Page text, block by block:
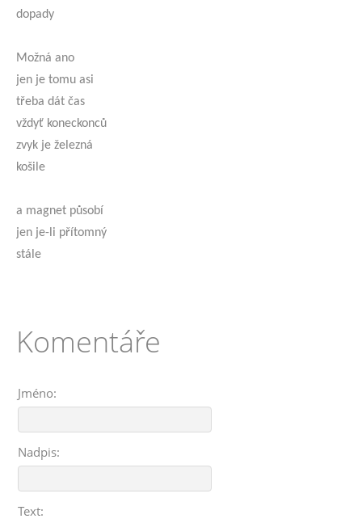
dopady
Možná ano
jen je tomu asi
třeba dát čas
vždyť koneckonců
zvyk je železná
košile
a magnet působí
jen je-li přítomný
stále
Komentáře
Jméno:
Nadpis:
Text: